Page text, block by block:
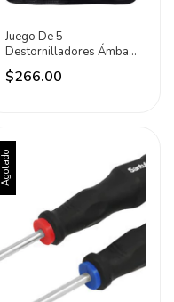
Juego De 5
Destornilladores Ámbar
Combinado Urrea
$266.00
Agotado